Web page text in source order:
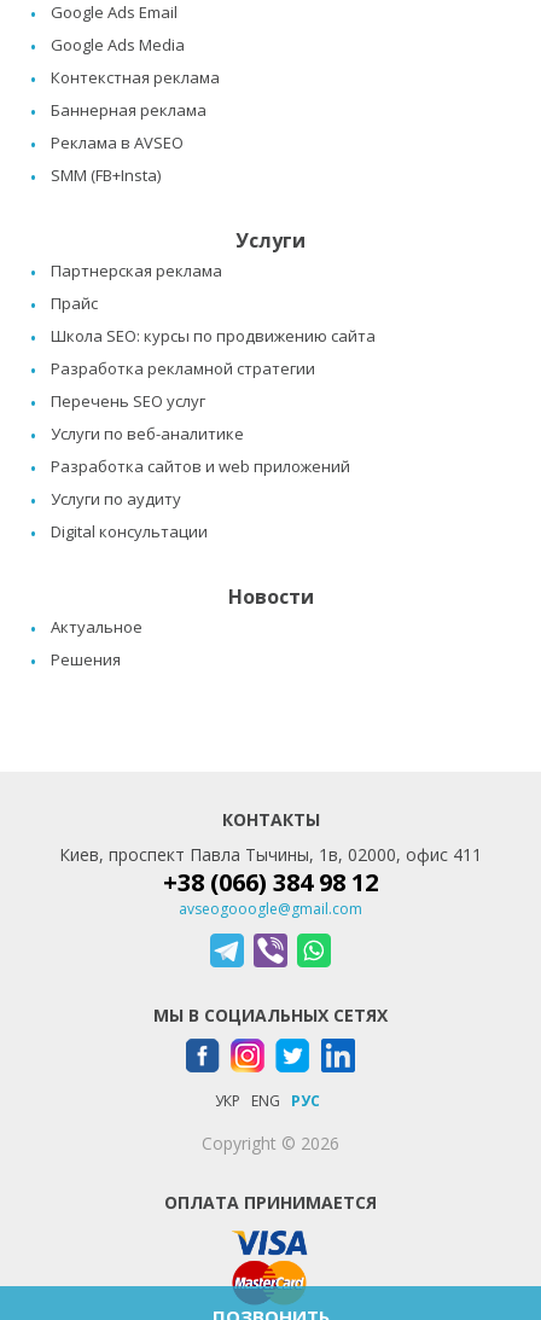
Google Ads Email
Google Ads Media
Контекстная реклама
Баннерная реклама
Реклама в AVSEO
SMM (FB+Insta)
Услуги
Партнерская реклама
Прайс
Школа SEO: курсы по продвижению сайта
Разработка рекламной стратегии
Перечень SEO услуг
Услуги по веб-аналитике
Разработка сайтов и web приложений
Услуги по аудиту
Digital консультации
Новости
Актуальное
Решения
КОНТАКТЫ
Киев, проспект Павла Тычины, 1в, 02000, офис 411
+38 (066) 384 98 12
avseogooogle@gmail.com
МЫ В СОЦИАЛЬНЫХ СЕТЯХ
УКР ENG РУС
Copyright © 2026
ОПЛАТА ПРИНИМАЕТСЯ